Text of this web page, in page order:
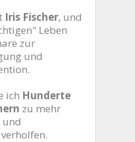
Iris Fischer, und
Leben
zur
und
ich Hunderte
zu mehr